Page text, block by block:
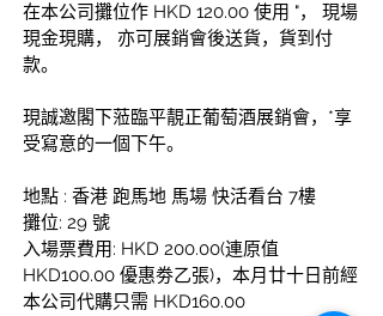
在本公司攤位作 HKD 120.00 使用 "， 現場
現金現購， 亦可展銷會後送貨，貨到付
款。
現誠邀閣下蒞臨平靚正葡萄酒展銷會，*享
受寫意的一個下午。
地點 : 香港 跑馬地 馬場 快活看台 7樓
攤位: 29 號
入場票費用: HKD 200.00(連原值
HKD100.00 優惠劵乙張)，本月廿十日前經
本公司代購只需 HKD160.00